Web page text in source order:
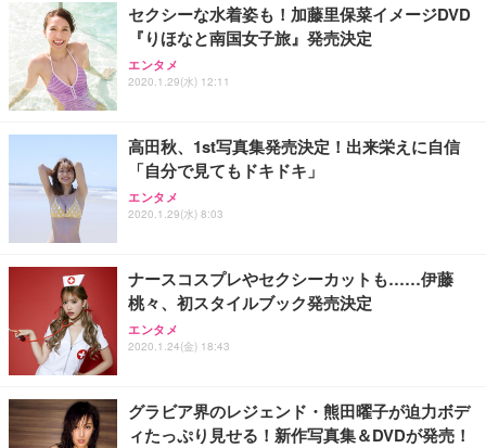
セクシーな水着姿も！加藤里保菜イメージDVD
『りほなと南国女子旅』発売決定
エンタメ
2020.1.29(水) 12:11
高田秋、1st写真集発売決定！出来栄えに自信
「自分で見てもドキドキ」
エンタメ
2020.1.29(水) 8:03
ナースコスプレやセクシーカットも……伊藤
桃々、初スタイルブック発売決定
エンタメ
2020.1.24(金) 18:43
グラビア界のレジェンド・熊田曜子が迫力ボデ
ィたっぷり見せる！新作写真集＆DVDが発売！